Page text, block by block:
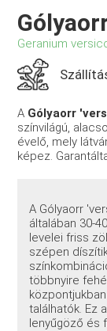
Geranium
A Gólyaorr
színvilágú,
évelő, mely
képez.
A Gólyaorr
általában 30-
levelei friss
szépen
többnyire
találhatók. Ez
lenyűgöző és